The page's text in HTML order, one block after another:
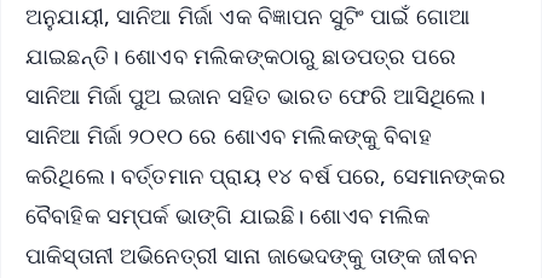
ଅନୁଯାୟୀ, ସାନିଆ ମିର୍ଜା ଏକ ବିଜ୍ଞାପନ ସୁଟିଂ ପାଇଁ ଗୋଆ
ଯାଇଛନ୍ତି। ଶୋଏବ ମଲିକଙ୍କଠାରୁ ଛାଡପତ୍ର ପରେ
ସାନିଆ ମିର୍ଜା ପୁଅ ଇଜାନ ସହିତ ଭାରତ ଫେରି ଆସିଥିଲେ।
ସାନିଆ ମିର୍ଜା ୨୦୧୦ ରେ ଶୋଏବ ମଲିକଙ୍କୁ ବିବାହ
କରିଥିଲେ। ବର୍ତ୍ତମାନ ପ୍ରାୟ ୧୪ ବର୍ଷ ପରେ, ସେମାନଙ୍କର
ବୈବାହିକ ସମ୍ପର୍କ ଭାଙ୍ଗି ଯାଇଛି। ଶୋଏବ ମଲିକ
ପାକିସ୍ତାନୀ ଅଭିନେତ୍ରୀ ସାନା ଜାଭେଦଙ୍କୁ ତାଙ୍କ ଜୀବନ